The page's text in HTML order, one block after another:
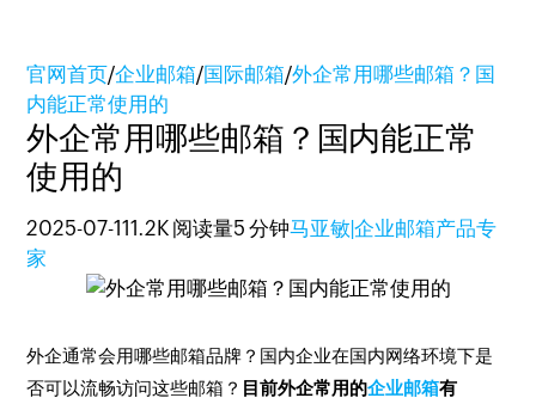
官网首页/企业邮箱/国际邮箱/外企常用哪些邮箱？国
内能正常使用的
外企常用哪些邮箱？国内能正常
使用的
2025-07-111.2K 阅读量5 分钟马亚敏|企业邮箱产品专
家
外企通常会用哪些邮箱品牌？国内企业在国内网络环境下是
否可以流畅访问这些邮箱？ 目前外企常用的企业邮箱有